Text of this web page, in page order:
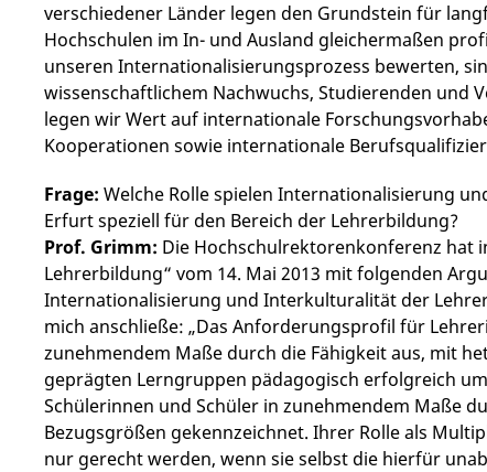
verschiedener Länder legen den Grundstein für
Hochschulen im In- und Ausland gleichermaßen
unseren Internationalisierungsprozess bewerten,
wissenschaftlichem Nachwuchs, Studierenden und
legen wir Wert auf internationale
Kooperationen sowie internationale
Frage: Welche Rolle spielen Internationalisierung
Erfurt speziell für den Bereich der Lehrerbildung?
Prof. Grimm: Die Hochschulrektorenkonferenz hat
Lehrerbildung“ vom 14. Mai 2013 mit folgenden
Internationalisierung und Interkulturalität der
mich anschließe: „Das Anforderungsprofil für
zunehmendem Maße durch die Fähigkeit aus, mit
geprägten Lerngruppen pädagogisch erfolgreich
Schülerinnen und Schüler in zunehmendem Maße
Bezugsgrößen gekennzeichnet. Ihrer Rolle als
nur gerecht werden, wenn sie selbst die hierfür